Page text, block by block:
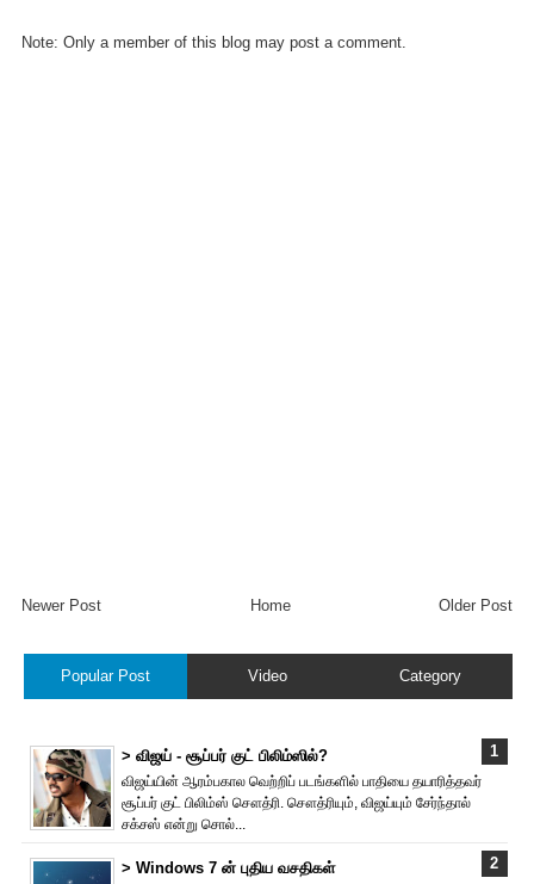
Note: Only a member of this blog may post a comment.
Newer Post Older Post
Home
Popular Post Video Category
> விஜய் - சூப்பர் குட் பிலிம்ஸில்?
விஜய்யின் ஆரம்பகால வெற்றிப் படங்களில் பாதியை தயா‌ரித்தவர்
சூப்பர் குட் பிலிம்ஸ் சௌத்‌ரி. சௌத்‌ரியும், விஜய்யும் சேர்ந்தால்
சக்சஸ் என்று சொல்...
> Windows 7 ன் புதிய வசதிகள்